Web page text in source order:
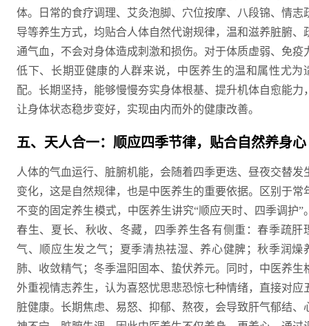
体。日常的食疗调理、艾灸泡脚、穴位按摩、八段锦、情志
导等养生方式，均贴合人体自然代谢规律，温和滋养脏腑、
通气血，不会对身体造成刺激和损伤。对于体质虚弱、免疫
低下、长期亚健康的人群来说，中医养生的温和属性尤为
配。长期坚持，能够慢慢夯实身体根基、提升机体自愈能力
让身体状态稳步变好，实现由内而外的健康改善。
五、天人合一：顺应四季节律，贴合自然养身心
人体的气血运行、脏腑机能，会随着四季更迭、昼夜交替发
变化，这是自然规律，也是中医养生的重要依据。区别于常
不变的固定养生模式，中医养生讲究“顺应天时、四季调护”
春生、夏长、秋收、冬藏，四季养生各有侧重：春季疏肝
气、顺应生发之气；夏季清热祛湿、养心健脾；秋季润燥
肺、收敛精气；冬季温阳固本、蛰伏养元。同时，中医养生
外重视情志养生，认为喜怒忧思悲恐惊七种情绪，直接对应
脏健康。长期焦虑、易怒、抑郁、熬夜，会导致肝气郁结、